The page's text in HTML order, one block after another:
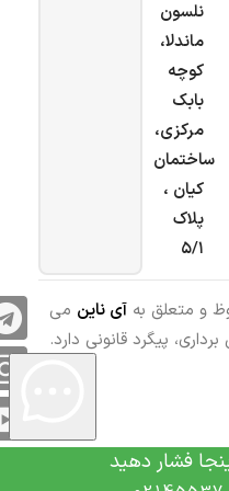
نلسون
ماندلا،
کوچه
بابک
مرکزی،
ساختمان
کیان ،
پلاک
۵/۱
و متعلق به آی ناین می
پیگرد قانونی دارد.
فشار دهید